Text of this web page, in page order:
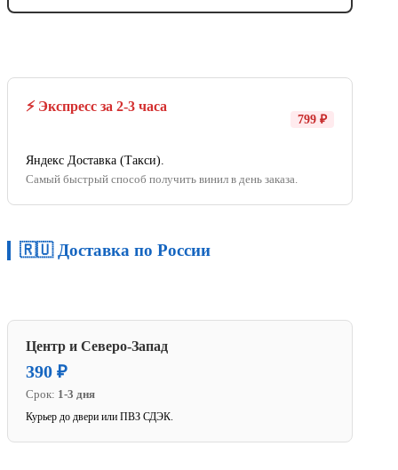
⚡ Экспресс за 2-3 часа
799 ₽
Яндекс Доставка (Такси).
Самый быстрый способ получить винил в день заказа.
🇷🇺 Доставка по России
Центр и Северо-Запад
390 ₽
Срок: 1-3 дня
Курьер до двери или ПВЗ СДЭК.